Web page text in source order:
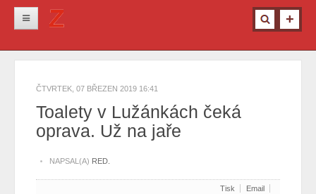
Kultura
Info z města
Ostatní
ČTVRTEK, 07 BŘEZEN 2019 16:41
Toalety v Lužánkách čeká
oprava. Už na jaře
NAPSAL(A) RED.
Tisk Email